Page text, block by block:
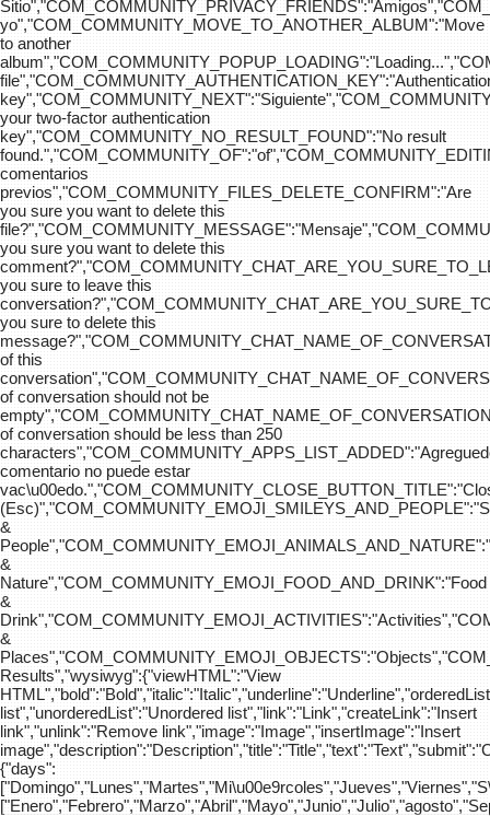
yo","COM_COMMUNITY_MOVE_TO_ANOTHER_ALBUM":"Move
to another
your two-factor authentication
key","COM_COMMUNITY_NO_RESULT_FOUND":"No result
comentarios
previos","COM_COMMUNITY_FILES_DELETE_CONFIRM":"Are
you sure you want to delete this
you sure you want to delete this
you sure to leave this
you sure to delete this
of this
of conversation should not be
of conversation should be less than 250
comentario no puede estar
&
&
Nature","COM_COMMUNITY_EMOJI_FOOD_AND_DRINK":"Food
&
&
Results","wysiwyg":{"viewHTML":"View
list","unorderedList":"Unordered list","link":"Link","createLink":"Insert
link","unlink":"Remove link","image":"Image","insertImage":"Insert
{"days":